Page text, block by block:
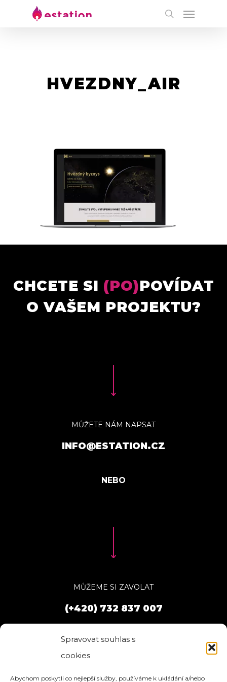
Spravovat souhlas s
cookies
Abychom poskytli co nejlepší služby, používáme k ukládání a/nebo
HVEZDNY_AIR
CHCETE SI (PO)POVÍDAT
O VAŠEM PROJEKTU?
MŮŽETE NÁM NAPSAT
INFO@ESTATION.CZ
MŮŽEME SI ZAVOLAT
(+420) 732 837 007